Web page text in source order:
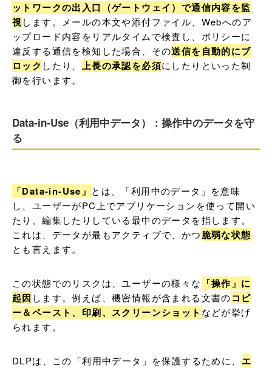
ットワークの出入口（ゲートウェイ）で通信内容を監
視します。メールの本文や添付ファイル、Webへのア
ップロード内容をリアルタイムで検査し、ポリシーに
違反する通信を検知した場合、その送信を自動的にブ
ロック したり、 上長の承認を必須にしたりといった制
御を行います。
Data-in-Use（利用中データ）：操作中のデータを守
る
「Data-in-Use」 とは、「利用中のデータ」を意味
し、ユーザーがPC上でアプリケーションを使って開い
たり、編集したりしている最中のデータを指します。
これは、データが最もアクティブで、かつ脆弱な状態
とも言えます。
この状態でのリスクは、ユーザーの様々な 「操作」に
起因 します。例えば、機密情報が含まれる文書のコピ
ー＆ペースト、印刷、スクリーンショット などが挙げ
られます。
DLPは、この「利用中データ」を保護するために、 エ